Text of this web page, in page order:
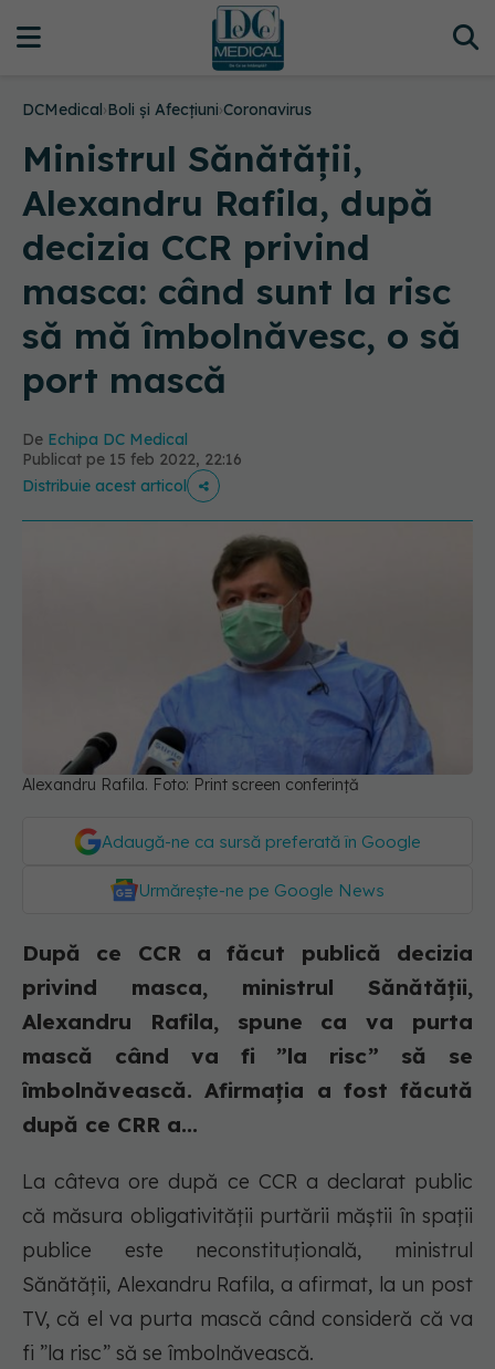
DCMedical›Boli și Afecțiuni›Coronavirus
Ministrul Sănătății,
Alexandru Rafila, după
decizia CCR privind
masca: când sunt la risc
să mă îmbolnăvesc, o să
port mască
De Echipa DC Medical
Publicat pe 15 feb 2022, 22:16
Distribuie acest articol
Alexandru Rafila. Foto: Print screen conferință
Adaugă-ne ca sursă preferată în Google
Urmărește-ne pe Google News
După ce CCR a făcut publică decizia
privind masca, ministrul Sănătății,
Alexandru Rafila, spune ca va purta
mască când va fi ”la risc” să se
îmbolnăvească. Afirmația a fost făcută
după ce CRR a...
La câteva ore după ce CCR a declarat public
că măsura obligativității purtării măștii în spații
publice este neconstituțională, ministrul
Sănătății, Alexandru Rafila, a afirmat, la un post
TV, că el va purta mască când consideră că va
fi ”la risc” să se îmbolnăvească.